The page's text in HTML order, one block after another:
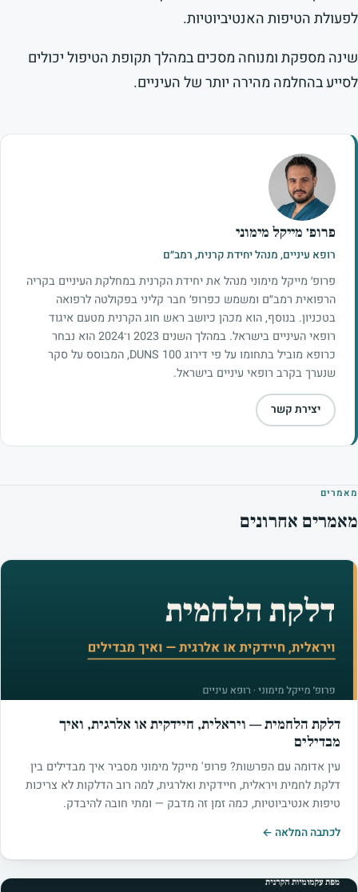
לפעולת הטיפות האנטיביוטיות.
שינה מספקת ומנוחה מסכים במהלך תקופת הטיפול יכולים
לסייע בהחלמה מהירה יותר של העיניים.
פרופ׳ מייקל מימוני
רופא עיניים, מנהל יחידת קרנית, רמב״ם
פרופ׳ מייקל מימוני מנהל את יחידת הקרנית במחלקת העיניים בקריה
הרפואית רמב״ם ומשמש כפרופ׳ חבר קליני בפקולטה לרפואה
בטכניון. בנוסף, הוא מכהן כיושב ראש חוג הקרנית מטעם איגוד
רופאי העיניים בישראל. במהלך השנים 2023 ו־2024 הוא נבחר
כרופא מוביל בתחומו על פי דירוג DUNS 100, המבוסס על סקר
שנערך בקרב רופאי עיניים בישראל.
יצירת קשר
מאמרים
מאמרים אחרונים
דלקת הלחמית — ויראלית, חיידקית או אלרגית, ואיך
מבדילים
עין אדומה עם הפרשות? פרופ' מייקל מימוני מסביר איך מבדילים בין
דלקת לחמית ויראלית, חיידקית ואלרגית, למה רוב הדלקות לא צריכות
טיפות אנטיביוטיות, כמה זמן זה מדבק — ומתי חובה להיבדק.
לכתבה המלאה ←